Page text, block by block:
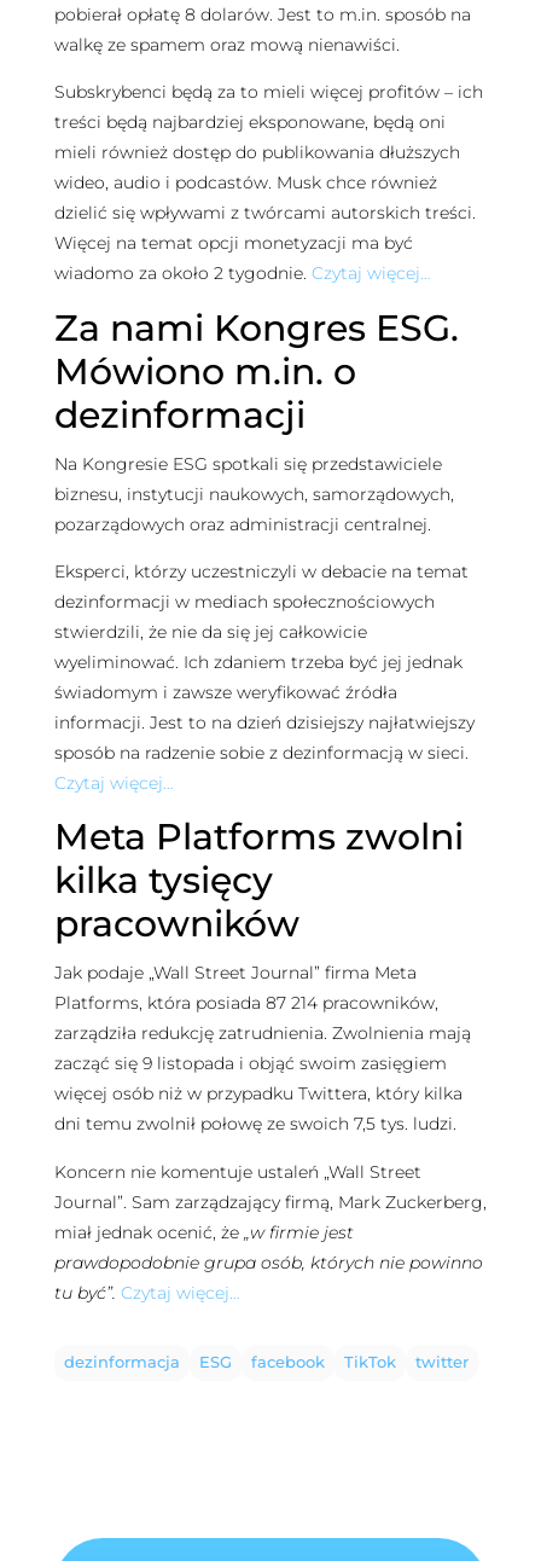
pobierał opłatę 8 dolarów. Jest to m.in. sposób na
walkę ze spamem oraz mową nienawiści.
Subskrybenci będą za to mieli więcej profitów – ich
treści będą najbardziej eksponowane, będą oni
mieli również dostęp do publikowania dłuższych
wideo, audio i podcastów. Musk chce również
dzielić się wpływami z twórcami autorskich treści.
Więcej na temat opcji monetyzacji ma być
wiadomo za około 2 tygodnie. Czytaj więcej…
Za nami Kongres ESG.
Mówiono m.in. o
dezinformacji
Na Kongresie ESG spotkali się przedstawiciele
biznesu, instytucji naukowych, samorządowych,
pozarządowych oraz administracji centralnej.
Eksperci, którzy uczestniczyli w debacie na temat
dezinformacji w mediach społecznościowych
stwierdzili, że nie da się jej całkowicie
wyeliminować. Ich zdaniem trzeba być jej jednak
świadomym i zawsze weryfikować źródła
informacji. Jest to na dzień dzisiejszy najłatwiejszy
sposób na radzenie sobie z dezinformacją w sieci.
Czytaj więcej…
Meta Platforms zwolni
kilka tysięcy
pracowników
Jak podaje „Wall Street Journal” firma Meta
Platforms, która posiada 87 214 pracowników,
zarządziła redukcję zatrudnienia. Zwolnienia mają
zacząć się 9 listopada i objąć swoim zasięgiem
więcej osób niż w przypadku Twittera, który kilka
dni temu zwolnił połowę ze swoich 7,5 tys. ludzi.
Koncern nie komentuje ustaleń „Wall Street
Journal”. Sam zarządzający firmą, Mark Zuckerberg,
miał jednak ocenić, że „w firmie jest
prawdopodobnie grupa osób, których nie powinno
tu być”. Czytaj więcej…
dezinformacja ESG facebook TikTok twitter